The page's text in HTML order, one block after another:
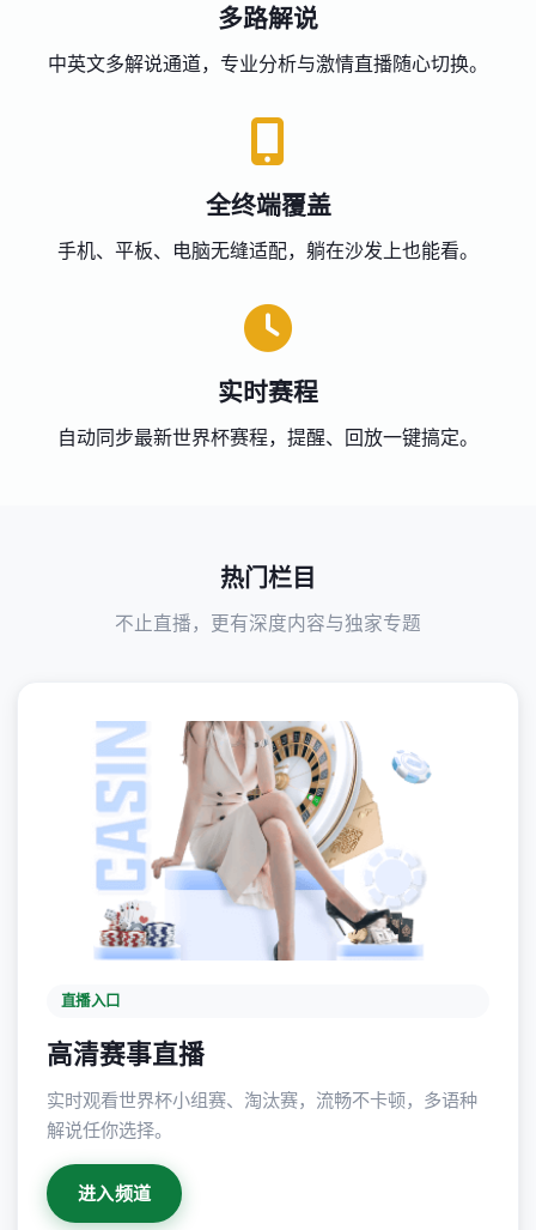
多路解说
中英文多解说通道，专业分析与激情直播随心切换。
全终端覆盖
手机、平板、电脑无缝适配，躺在沙发上也能看。
实时赛程
自动同步最新世界杯赛程，提醒、回放一键搞定。
热门栏目
不止直播，更有深度内容与独家专题
直播入口
高清赛事直播
实时观看世界杯小组赛、淘汰赛，流畅不卡顿，多语种
解说任你选择。
进入频道